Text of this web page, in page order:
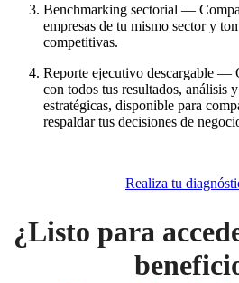
Benchmarking sectorial —
empresas de tu mismo sector y
competitivas.
Reporte ejecutivo descargable —
con todos tus resultados, análisis
estratégicas, disponible para
respaldar tus decisiones de
Realiza tu
¿Listo para